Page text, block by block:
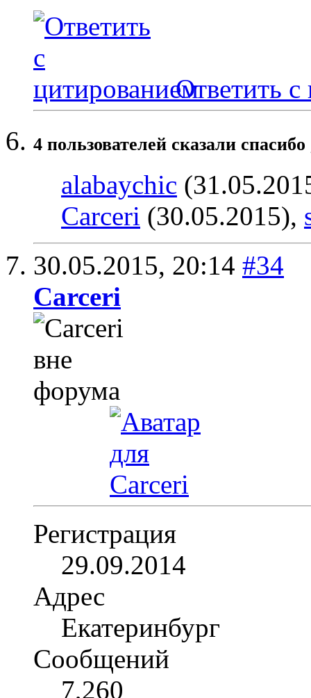
Ответить с
4 пользователей сказали
alabaychic
Carceri (30.05.2015),
30.05.2015, 20:14 #34
Carceri
Регистрация
29.09.2014
Адрес
Екатеринбург
Сообщений
7,260